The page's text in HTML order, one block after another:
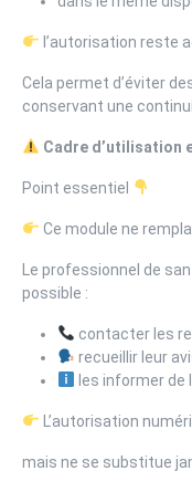
l’autorisation reste
Cela permet d’éviter
conservant une
Cadre d’utilisation
Point essentiel
Ce module ne
Le professionnel de
possible :
contacter les
recueillir leur
les informer de
L’autorisation
mais ne se substitue